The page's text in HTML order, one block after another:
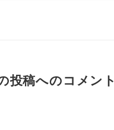
投稿へのコメント